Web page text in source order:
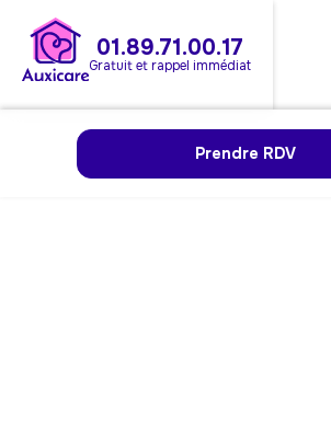
01.89.71.00.17
Gratuit et rappel immédiat
Prendre RDV